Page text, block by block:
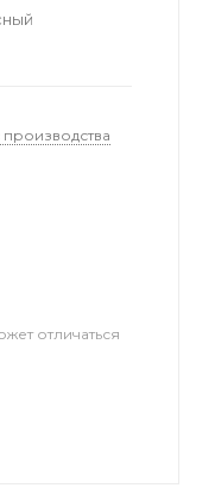
производства
отличаться